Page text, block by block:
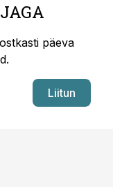
päeva
Liitun